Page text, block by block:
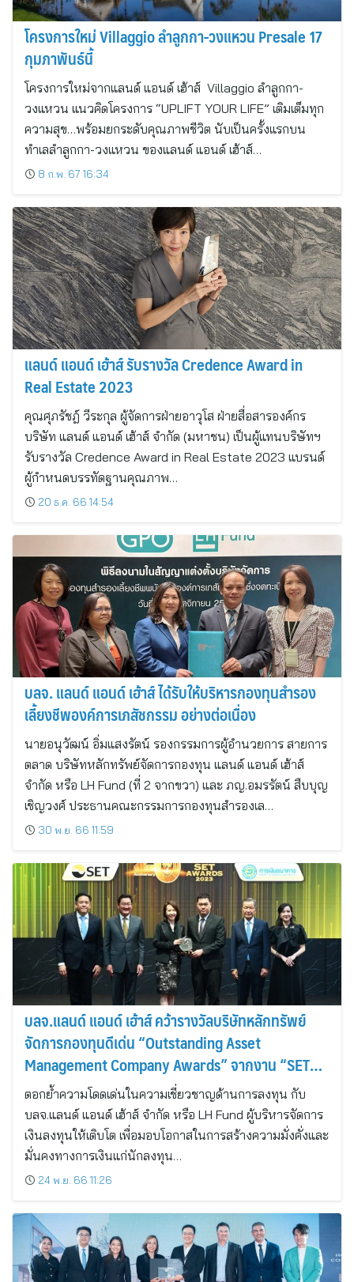
โครงการใหม่ Villaggio ลำลูกกา-วงแหวน Presale 17
กุมภาพันธ์นี้
โครงการใหม่จากแลนด์ แอนด์ เฮ้าส์ Villaggio ลำลูกกา-
วงแหวน แนวคิดโครงการ “UPLIFT YOUR LIFE” เติมเต็มทุก
ความสุข…พร้อมยกระดับคุณภาพชีวิต นับเป็นครั้งแรกบน
ทำเลลำลูกกา-วงแหวน ของแลนด์ แอนด์ เฮ้าส์…
8 ก.พ. 67 16:34
แลนด์ แอนด์ เฮ้าส์ รับรางวัล Credence Award in
Real Estate 2023
คุณศุภรัชฎ์ วีระกุล ผู้จัดการฝ่ายอาวุโส ฝ่ายสื่อสารองค์กร
บริษัท แลนด์ แอนด์ เฮ้าส์ จำกัด (มหาชน) เป็นผู้แทนบริษัทฯ
รับรางวัล Credence Award in Real Estate 2023 แบรนด์
ผู้กำหนดบรรทัดฐานคุณภาพ…
20 ธ.ค. 66 14:54
บลจ. แลนด์ แอนด์ เฮ้าส์ ได้รับให้บริหารกองทุนสำรอง
เลี้ยงชีพองค์การเภสัชกรรม อย่างต่อเนื่อง
นายอนุวัฒน์ อิ่มแสงรัตน์ รองกรรมการผู้อำนวยการ สายการ
ตลาด บริษัทหลักทรัพย์จัดการกองทุน แลนด์ แอนด์ เฮ้าส์
จำกัด หรือ LH Fund (ที่ 2 จากขวา) และ ภญ.อมรรัตน์ สืบบุญ
เชิญวงศ์ ประธานคณะกรรมการกองทุนสำรองเล…
30 พ.ย. 66 11:59
บลจ.แลนด์ แอนด์ เฮ้าส์ คว้ารางวัลบริษัทหลักทรัพย์
จัดการกองทุนดีเด่น “Outstanding Asset
Management Company Awards” จากงาน “SET
AWARDS 2023” ต่อเนื่อง 2 ปีซ้อน
ตอกย้ำความโดดเด่นในความเชี่ยวชาญด้านการลงทุน กับ
บลจ.แลนด์ แอนด์ เฮ้าส์ จำกัด หรือ LH Fund ผู้บริหารจัดการ
เงินลงทุนให้เติบโต เพื่อมอบโอกาสในการสร้างความมั่งคั่งและ
มั่นคงทางการเงินแก่นักลงทุน…
24 พ.ย. 66 11:26